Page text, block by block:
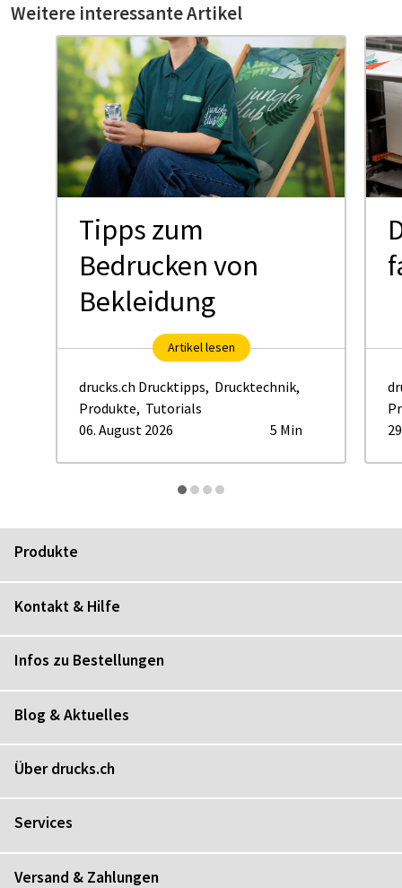
Weitere interessante Artikel
Tipps zum
Bedrucken von
Bekleidung
Artikel lesen
drucks.ch Drucktipps, Drucktechnik,
Produkte, Tutorials
06. August 2026
5 Min
Produkte
Kontakt & Hilfe
Infos zu Bestellungen
Blog & Aktuelles
Über drucks.ch
Services
Versand & Zahlungen